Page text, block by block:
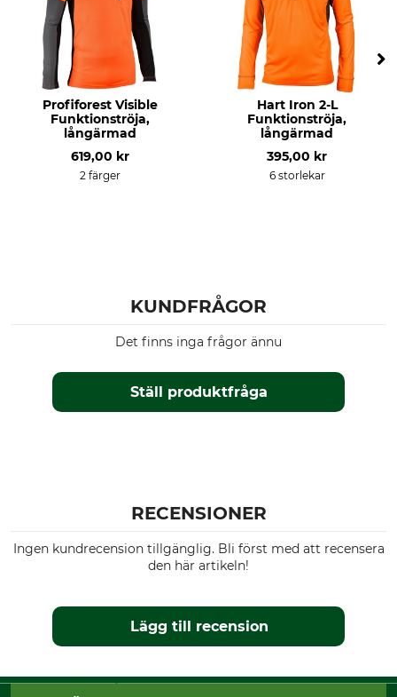
Tvätt
60 °C kulörtvätt
Blekning
Får inte blekas
Torkning
Skonsam torkning till 60 °C
Strykning
Strykning till 110 °C
Professionell textilvård
Torrengör inte
Andningsaktivitet
orange
Profiforest Visible
Funktionströja,
långärmad
619,00 kr
2 färger
Hart Iron 2-L
Funktionströja,
långärmad
395,00 kr
6 storlekar
KUNDFRÅGOR
Ställ produktfråga
Det finns inga frågor ännu
RECENSIONER
Ingen kundrecension tillgänglig. Bli först med att recensera
den här artikeln!
Lägg till recension